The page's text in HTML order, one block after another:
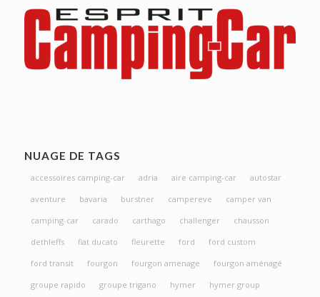
NUAGE DE TAGS
accessoires camping-car adria aire camping-car
autostar
aventure
bavaria burstner campereve
camper van
camping-car
carado carthago challenger
chausson
dethleffs
fiat ducato fleurette ford
ford custom
ford transit
fourgon fourgon amenage
fourgon aménagé
groupe rapido
groupe trigano hymer
hymer group